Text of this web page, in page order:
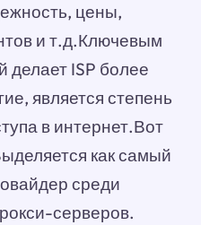
цены,
и т.д.Ключевым
делает ISP более
является степень
в интернет.Вот
как самый
среди
серверов.